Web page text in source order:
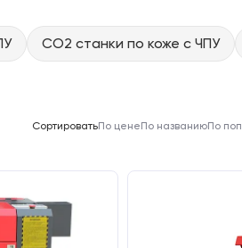
CO2 станки по коже с ЧПУ
СортироватьПо ценеПо названиюПо